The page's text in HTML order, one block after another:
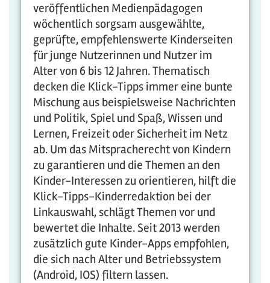
veröffentlichen Medienpädagogen
wöchentlich sorgsam ausgewählte,
geprüfte, empfehlenswerte Kinderseiten
für junge Nutzerinnen und Nutzer im
Alter von 6 bis 12 Jahren. Thematisch
decken die Klick-Tipps immer eine bunte
Mischung aus beispielsweise Nachrichten
und Politik, Spiel und Spaß, Wissen und
Lernen, Freizeit oder Sicherheit im Netz
ab. Um das Mitspracherecht von Kindern
zu garantieren und die Themen an den
Kinder-Interessen zu orientieren, hilft die
Klick-Tipps-Kinderredaktion bei der
Linkauswahl, schlägt Themen vor und
bewertet die Inhalte. Seit 2013 werden
zusätzlich gute Kinder-Apps empfohlen,
die sich nach Alter und Betriebssystem
(Android, IOS) filtern lassen.